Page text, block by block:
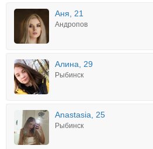
Аня, 21
Андропов
Алина, 29
Рыбинск
Anastasia, 25
Рыбинск